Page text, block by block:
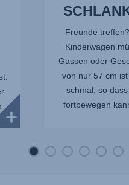
Freunde
Kinderwagen
Gassen oder
von nur 57 cm
schmal, so
fortbewegen